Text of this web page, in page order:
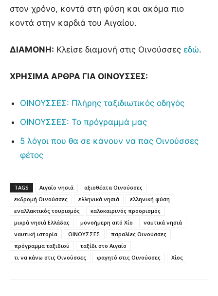
στον χρόνο, κοντά στη φύση και ακόμα πιο
κοντά στην καρδιά του Αιγαίου.
ΔΙΑΜΟΝΗ: Κλείσε διαμονή στις Οινούσσες εδώ.
ΧΡΗΣΙΜΑ ΑΡΘΡΑ ΓΙΑ ΟΙΝΟΥΣΣΕΣ:
ΟΙΝΟΥΣΣΕΣ: Πλήρης ταξιδιωτικός οδηγός
ΟΙΝΟΥΣΣΕΣ: Το πρόγραμμά μας
5 λόγοι που θα σε κάνουν να πας Οινούσσες
φέτος
TAGS Αιγαίο νησιά
αξιοθέατα Οινούσσες
εκδρομή Οινούσσες
ελληνικά νησιά
ελληνική φύση
εναλλακτικός τουρισμός
καλοκαιρινός προορισμός
μικρά νησιά Ελλάδας
μονοήμερη από Χίο
ναυτικά νησιά
ναυτική ιστορία
ΟΙΝΟΥΣΣΕΣ
παραλίες Οινούσσες
πρόγραμμα ταξιδιού
ταξίδι στο Αιγαίο
τι να κάνω στις Οινούσσες
φαγητό στις Οινούσσες Χίος